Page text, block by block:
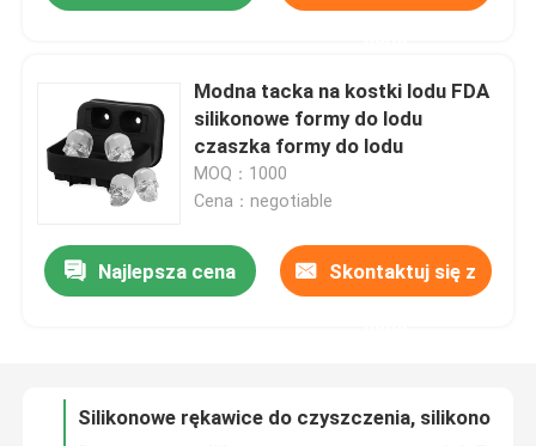
Dom
Produkty
O nas
Kontrola jakości
Modna tacka na kostki lodu FDA
silikonowe formy do lodu
czaszka formy do lodu
MOQ：1000
Cena：negotiable
Najlepsza cena Skontaktuj się z
Silikonowe rękawice do czyszczenia, silikonowe rękawice kuchenne wodoodporne do prania
Płaska dostosowana szpatułka silikonowa Kitchenaid Silna nadrukowana kolorowa logo